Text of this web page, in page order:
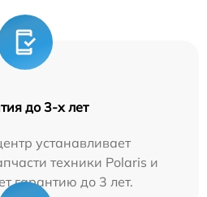
до 3-х лет
устанавливает
техники Polaris и
гарантию до 3 лет.